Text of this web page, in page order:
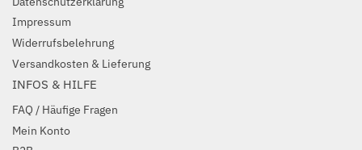
Impressum
Widerrufsbelehrung
Versandkosten & Lieferung
INFOS & HILFE
FAQ / Häufige Fragen
Mein Konto